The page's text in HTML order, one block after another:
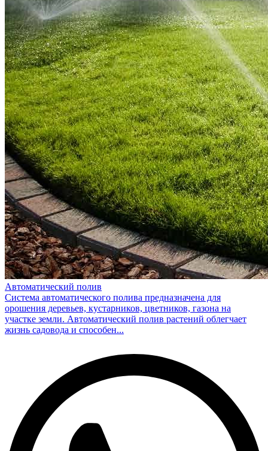
Автоматический полив
Система автоматического полива предназначена для
орошения деревьев, кустарников, цветников, газона на
участке земли. Автоматический полив растений облегчает
жизнь садовода и способен...